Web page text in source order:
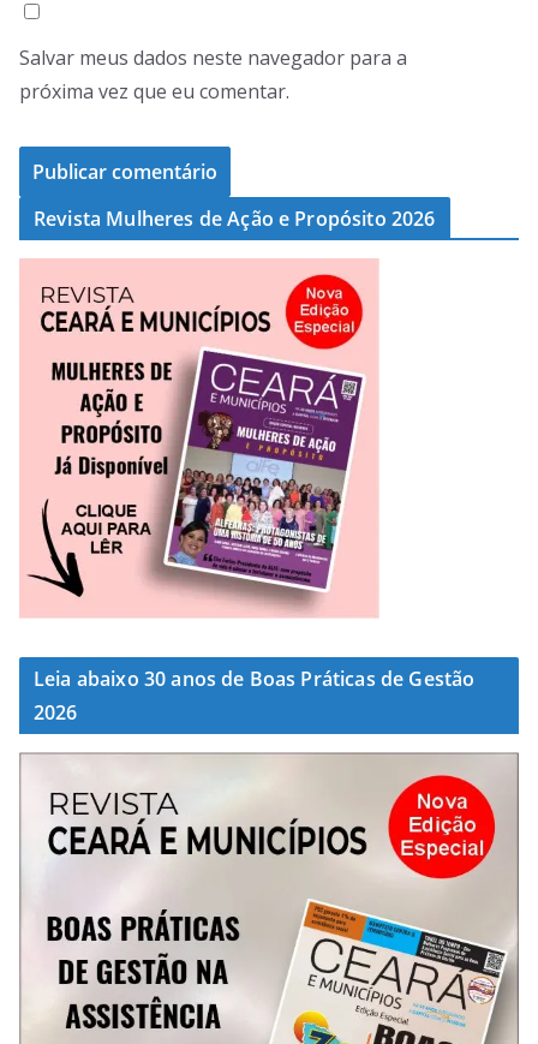
Salvar meus dados neste navegador para a
próxima vez que eu comentar.
Revista Mulheres de Ação e Propósito 2026
Leia abaixo 30 anos de Boas Práticas de Gestão
2026